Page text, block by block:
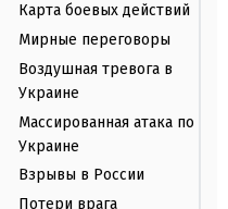
Карта боевых действий
Мирные переговоры
Воздушная тревога в
Украине
Массированная атака по
Украине
Взрывы в России
Потери врага